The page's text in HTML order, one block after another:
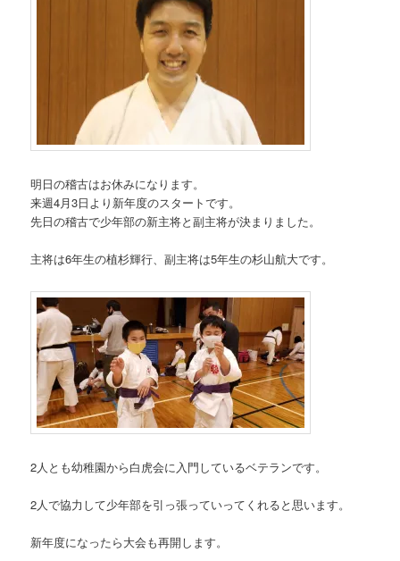
明日の稽古はお休みになります。
来週4月3日より新年度のスタートです。
先日の稽古で少年部の新主将と副主将が決まりました。
主将は6年生の植杉輝行、副主将は5年生の杉山航大です。
2人とも幼稚園から白虎会に入門しているベテランです。
2人で協力して少年部を引っ張っていってくれると思います。
新年度になったら大会も再開します。